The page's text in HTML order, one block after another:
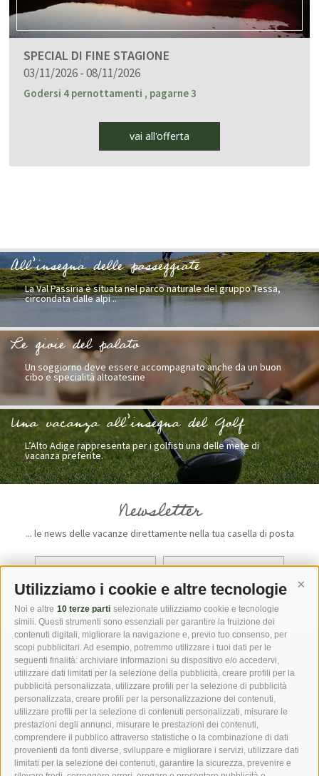
Utilizziamo i cookie e altre tecnologie
Noi e altre 10 terze parti selezionate utilizziamo cookie e tecnologie
simili. Questi strumenti sono essenziali per garantire la fruizione dei
contenuti digitali, migliorare la navigazione e, previo tuo consenso, per
scopi pubblicitari. Ad esempio, potremmo utilizzare i tuoi dati per le
seguenti finalità: archiviare informazioni su dispositivo e/o accedervi,
utilizzare dati limitati per la selezione della pubblicità, creare profili per la
pubblicità personalizzata, utilizzare profili per la selezione di pubblicità
personalizzata, creare profili per la personalizzazione dei contenuti,
utilizzare profili per la selezione di contenuti personalizzati, misurare le
prestazioni degli annunci, misurare le prestazioni dei contenuti,
comprendere il pubblico attraverso statistiche o la combinazione di dati
provenienti da fonti diverse, sviluppare e migliorare i servizi, utilizzare dati
limitati per la selezione dei contenuti, garantire la sicurezza, prevenire e
SPECIAL DI FINE STAGIONE
03/11/2026 - 08/11/2026
Godersi 4 pernottamenti , pagarne 3
vai all'offerta
All’insegna delle passeggiate
La Val Passiria è situata nel parco naturale del gruppo Tessa,
circondata dalle alpi ..
Le gioie del palato
Un soggiorno deve essere accompagnato anche da un buon
cibo e specialità altoatesine
Una vacanza all’insegna del Golf
L’Alto Adige rappresenta per i golfisti una delle mete di
vacanza preferite.
Newsletter
... le news delle vacanze direttamente nella tua casella di posta
DOWNLOADS GALLERIA FOTO
NAVIGATORE WEBCAMS METEO